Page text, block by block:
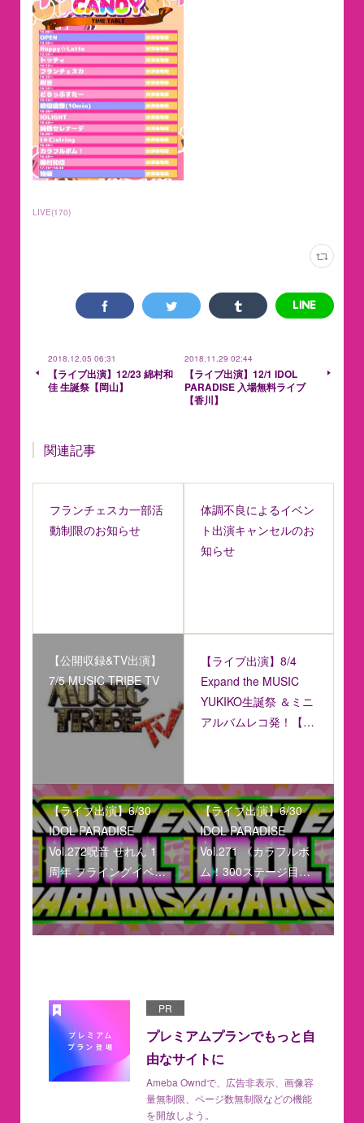
LIVE(170)
2018.12.05 06:31
【ライブ出演】12/23 綿村和
佳 生誕祭【岡山】
2018.11.29 02:44
【ライブ出演】12/1 IDOL
PARADISE 入場無料ライブ
【香川】
関連記事
フランチェスカ一部活
動制限のお知らせ
体調不良によるイベン
ト出演キャンセルのお
知らせ
【公開収録&TV出演】
7/5 MUSIC TRIBE TV
【ライブ出演】8/4
Expand the MUSIC
YUKIKO生誕祭 ＆ミニ
アルバムレコ発！【…
【ライブ出演】6/30
IDOL PARADISE
Vol.272呪音 せれん 1
周年 フライングイベ…
【ライブ出演】6/30
IDOL PARADISE
Vol.271 《カラフルボ
ム！300ステージ目…
PR
プレミアムプランでもっと自
由なサイトに
Ameba Owndで、広告非表示、画像容
量無制限、ページ数無制限などの機能
を開放しよう。